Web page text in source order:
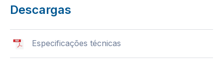
Descargas
Especificações técnicas